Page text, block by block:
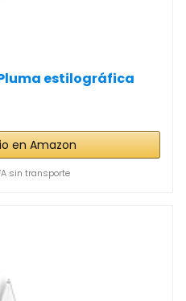
estilográfica
en Amazon
sin transporte